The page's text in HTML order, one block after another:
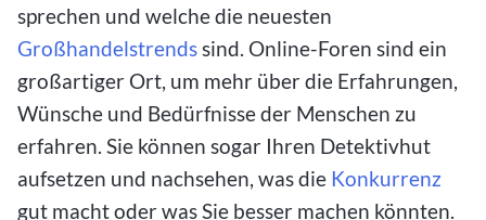
sprechen und welche die neuesten
Großhandelstrendssind. Online-Foren sind ein
großartiger Ort, um mehr über die Erfahrungen,
Wünsche und Bedürfnisse der Menschen zu
erfahren. Sie können sogar Ihren Detektivhut
aufsetzen und nachsehen, was die Konkurrenz
gut macht oder was Sie besser machen könnten.